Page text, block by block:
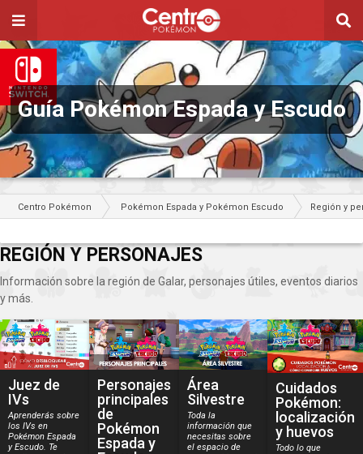
Guía Pokémon Espada y Escudo
Centro Pokémon Pokémon Espada y Pokémon Escudo Región y
REGIÓN Y PERSONAJES
Información sobre la región de Galar, personajes útiles, eventos diarios
y más.
Juez de
IVs
Aprenderás sobre
los IVs en
Pokémon Espada
y Escudo. Te
Personajes
principales
de
Pokémon
Espada y
Área
Silvestre
Toda la
información que
necesitas sobre
el espacio de
Cuidados
Pokémon:
localización
y huevos
Todo lo que